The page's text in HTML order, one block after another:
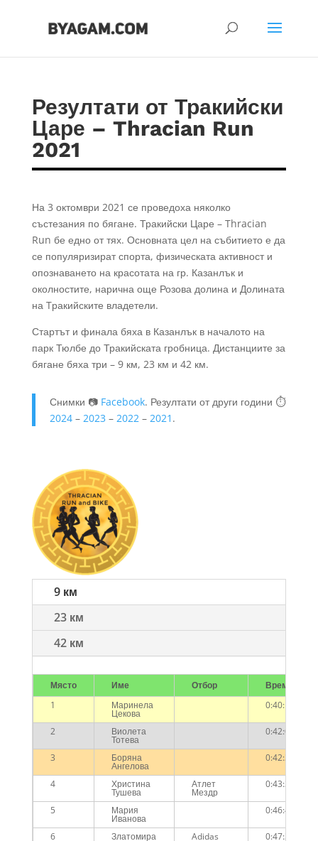
Резултати от Тракийски
Царе – Thracian Run
2021
На 3 октомври 2021 се проведоха няколко
състезания по бягане. Тракийски Царе – Thracian
Run бе едно от тях. Основната цел на събитието е да
се популяризират спорта, физическата активност и
опознаването на красотата на гр. Казанлък и
околностите, нарична още Розова долина и Долината
на Tракийските владетели.
Стартът и финала бяха в Казанлък в началото на
парк Тюлбе до Тракийската гробница. Дистанциите за
бягане бяха три – 9 км, 23 км и 42 км.
Снимки 📷 Facebook. Резултати от други години ⏱️
2024– 2023 – 2022– 2021 .
9 км
23 км
42 км
Място Име Отбор
Време
1
Маринела
Цекова
0:40:10
2 Виолета
Тотева
0:42:04
3 Боряна
Ангелова
0:42:32
4 Христина
Тушева
Атлет
Мездр
0:43:33
5 Мария
Иванова
0:46:45
6 Златомира Adidas 0:47:33